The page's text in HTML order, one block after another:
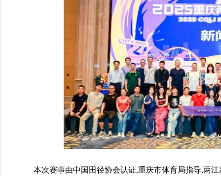
本次赛事由中国田径协会认证,重庆市体育局指导,两